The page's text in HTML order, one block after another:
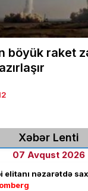
böyük raket
Xəbər Lenti
07 Avqust 2026
elitanı nəzarətdə